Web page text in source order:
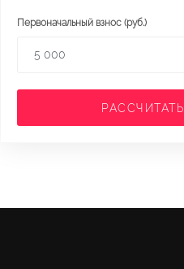
Первоначальный взнос (руб.)
РАССЧИТАТЬ